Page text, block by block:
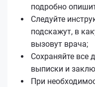
подробно
Следуйте
подскажут, в
вызовут врача;
Сохраняйте все
выписки и
При